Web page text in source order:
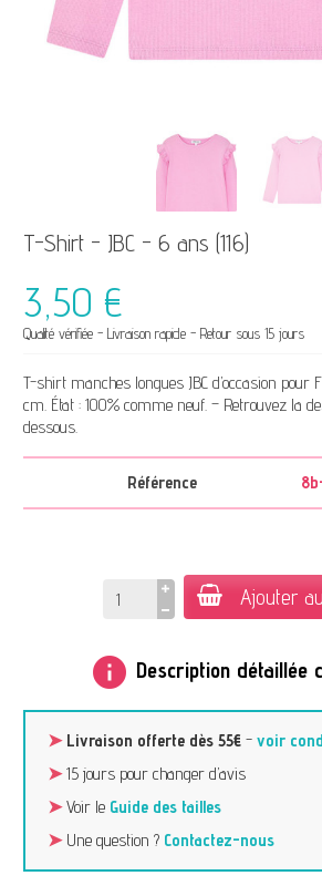
T-Shirt - JBC - 6 ans (116)
3,50 €
Qualité vérifiée - Livraison rapide - Retour sous 15 jours
T-shirt manches longues JBC d’occasion pour
cm. État : 100% comme neuf. – Retrouvez la
dessous.
Référence
Ajouter
info Description détaillée
➤ Livraison offerte dès 55€ -voir
➤15 jours pour changer d’avis
➤Voir le Guide des tailles
➤Une question ? Contactez-nous